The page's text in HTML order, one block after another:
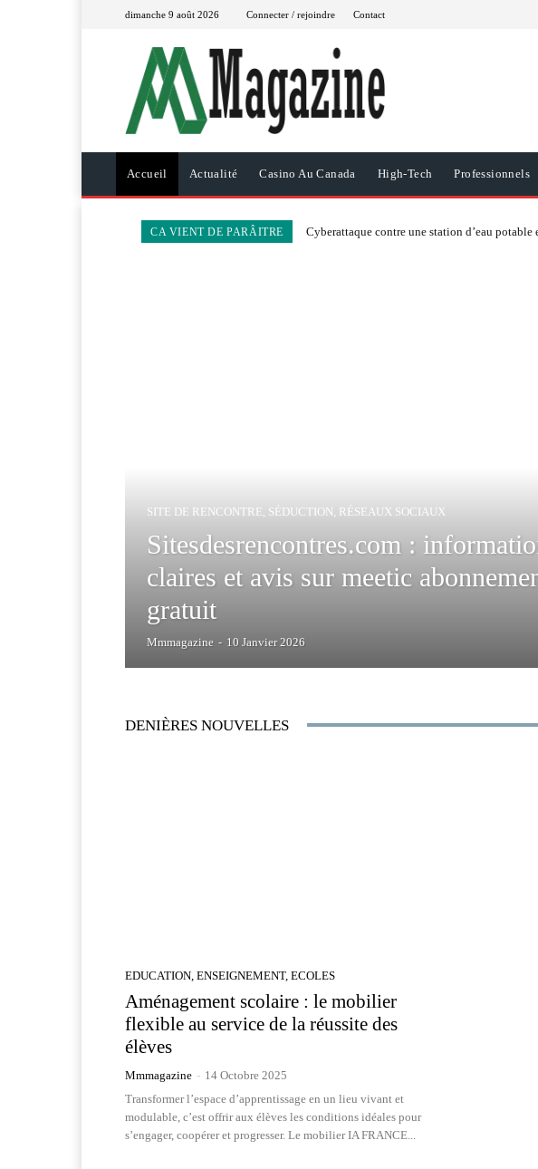
dimanche 9 août 2026 Connecter / rejoindre Contact
Accueil Actualité Casino Au Canada High-Tech Professionnels
CA VIENT DE PARÂITRE Cyberattaque contre une station d’eau
SITE DE RENCONTRE, SÉDUCTION, RÉSEAUX SOCIAUX
Sitesdesrencontres.com :
claires et avis sur meetic
gratuit
Mmmagazine - 10 Janvier 2026
DENIÈRES NOUVELLES
EDUCATION, ENSEIGNEMENT, ECOLES
Aménagement scolaire : le mobilier
flexible au service de la réussite des
élèves
Mmmagazine - 14 Octobre 2025
Transformer l’espace d’apprentissage en un lieu vivant et
modulable, c’est offrir aux élèves les conditions idéales pour
s’engager, coopérer et progresser. Le mobilier IA FRANCE...